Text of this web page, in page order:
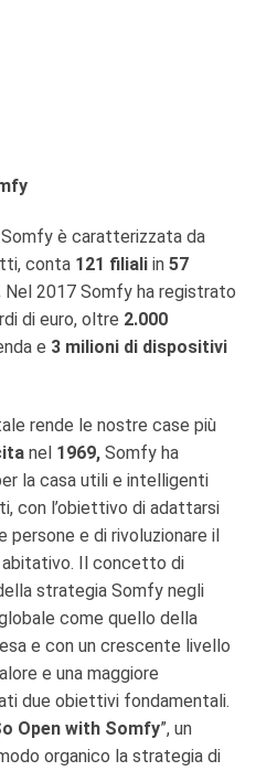
è caratterizzata da
conta 121 filiali in 57
Nel 2017 Somfy ha registrato
di euro, oltre 2.000
e 3 milioni di dispositivi
rende le nostre case più
nel 1969, Somfy ha
la casa utili e intelligenti
con l’obiettivo di adattarsi
persone e di rivoluzionare il
abitativo. Il concetto di
strategia Somfy negli
come quello della
e con un crescente livello
e una maggiore
due obiettivi fondamentali.
Open with Somfy”, un
organico la strategia di